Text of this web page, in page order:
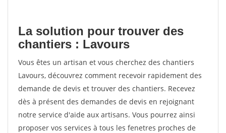
La solution pour trouver des
chantiers : Lavours
Vous êtes un artisan et vous cherchez des chantiers
Lavours, découvrez comment recevoir rapidement des
demande de devis et trouver des chantiers. Recevez
dès à présent des demandes de devis en rejoignant
notre service d'aide aux artisans. Vous pourrez ainsi
proposer vos services à tous les fenetres proches de